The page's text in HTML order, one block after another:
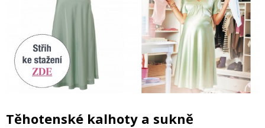
Těhotenské kalhoty a sukně